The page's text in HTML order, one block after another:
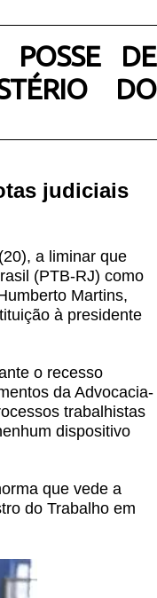
POSSE DE
DO
judiciais
a liminar que
(PTB-RJ) como
Martins,
à presidente
o recesso
da Advocacia-
trabalhistas
dispositivo
que vede a
do Trabalho em